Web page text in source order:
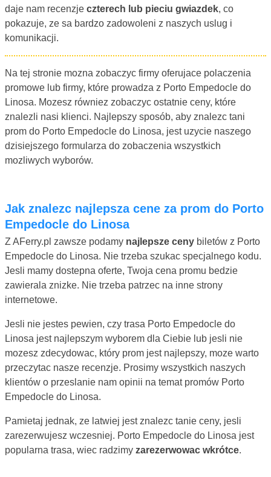
daje nam recenzje czterech lub pieciu gwiazdek, co
pokazuje, ze sa bardzo zadowoleni z naszych uslug i
komunikacji.
Na tej stronie mozna zobaczyc firmy oferujace polaczenia
promowe lub firmy, które prowadza z Porto Empedocle do
Linosa. Mozesz równiez zobaczyc ostatnie ceny, które
znalezli nasi klienci. Najlepszy sposób, aby znalezc tani
prom do Porto Empedocle do Linosa, jest uzycie naszego
dzisiejszego formularza do zobaczenia wszystkich
mozliwych wyborów.
Jak znalezc najlepsza cene za prom do Porto
Empedocle do Linosa
Z AFerry.pl zawsze podamy najlepsze ceny biletów z Porto
Empedocle do Linosa. Nie trzeba szukac specjalnego kodu.
Jesli mamy dostepna oferte, Twoja cena promu bedzie
zawierala znizke. Nie trzeba patrzec na inne strony
internetowe.
Jesli nie jestes pewien, czy trasa Porto Empedocle do
Linosa jest najlepszym wyborem dla Ciebie lub jesli nie
mozesz zdecydowac, który prom jest najlepszy, moze warto
przeczytac nasze recenzje. Prosimy wszystkich naszych
klientów o przeslanie nam opinii na temat promów Porto
Empedocle do Linosa.
Pamietaj jednak, ze latwiej jest znalezc tanie ceny, jesli
zarezerwujesz wczesniej. Porto Empedocle do Linosa jest
popularna trasa, wiec radzimy zarezerwowac wkrótce.